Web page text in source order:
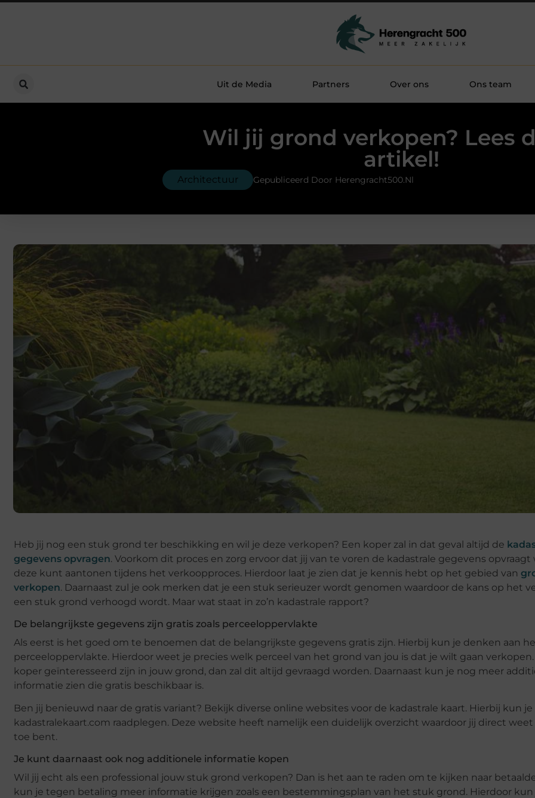
Uit de Media Partners Over ons Ons team
Wil jij grond verkopen? Lees
artikel!
Architectuur Gepubliceerd Door Herengracht500.nl
Heb jij nog een stuk grond ter beschikking en wil je deze verkopen? Een koper zal in dat geval altijd de
gegevens opvragen. Voorkom dit proces en zorg ervoor dat jij van te voren de kadastrale gegevens opvraagt
deze kunt aantonen tijdens het verkoopproces. Hierdoor laat je zien dat je kennis hebt op het gebied van
verkopen. Daarnaast zul je ook merken dat je een stuk serieuzer wordt genomen waardoor de kans op het
een stuk grond verhoogd wordt. Maar wat staat in zo’n kadastrale rapport?
De belangrijkste gegevens zijn gratis zoals perceeloppervlakte
Als eerst is het goed om te benoemen dat de belangrijkste gegevens gratis zijn. Hierbij kun je denken aan
perceeloppervlakte. Hierdoor weet je precies welk perceel van het grond van jou is dat je wilt gaan
koper geïnteresseerd zijn in jouw grond, dan zal dit altijd gevraagd worden. Daarnaast kun je nog meer
informatie zien die gratis beschikbaar is.
Ben jij benieuwd naar de gratis variant? Bekijk diverse online websites voor de kadastrale kaart. Hierbij kun
kadastralekaart.com raadplegen. Deze website heeft namelijk een duidelijk overzicht waardoor jij direct weet
toe bent.
Je kunt daarnaast ook nog additionele informatie kopen
Wil jij echt als een professional jouw stuk grond verkopen? Dan is het aan te raden om te kijken naar
kun je tegen betaling meer informatie krijgen zoals een bestemmingsplan van het stuk grond. Hierdoor kun